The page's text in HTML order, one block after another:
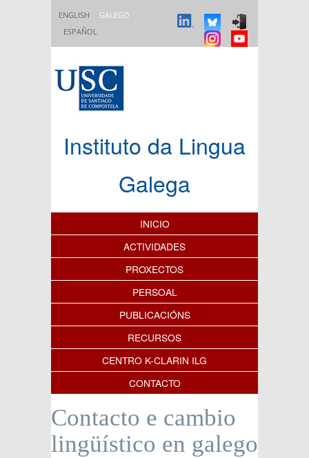
ENGLISH
GALEGO
ESPAÑOL
Instituto da Lingua
Galega
Índice de contidos
INICIO
ACTIVIDADES
PROXECTOS
PERSOAL
PUBLICACIÓNS
RECURSOS
CENTRO K-CLARIN ILG
CONTACTO
Contacto e cambio
lingüístico en galego